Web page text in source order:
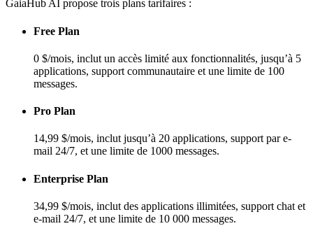
GaiaHub AI propose trois plans tarifaires :
Free Plan
0 $/mois, inclut un accès limité aux fonctionnalités, jusqu’à 5
applications, support communautaire et une limite de 100
messages.
Pro Plan
14,99 $/mois, inclut jusqu’à 20 applications, support par e-
mail 24/7, et une limite de 1000 messages.
Enterprise Plan
34,99 $/mois, inclut des applications illimitées, support chat et
e-mail 24/7, et une limite de 10 000 messages.